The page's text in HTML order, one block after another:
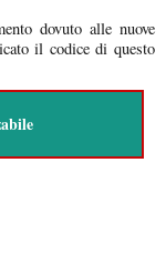
dovuto alle nuove
il codice di questo